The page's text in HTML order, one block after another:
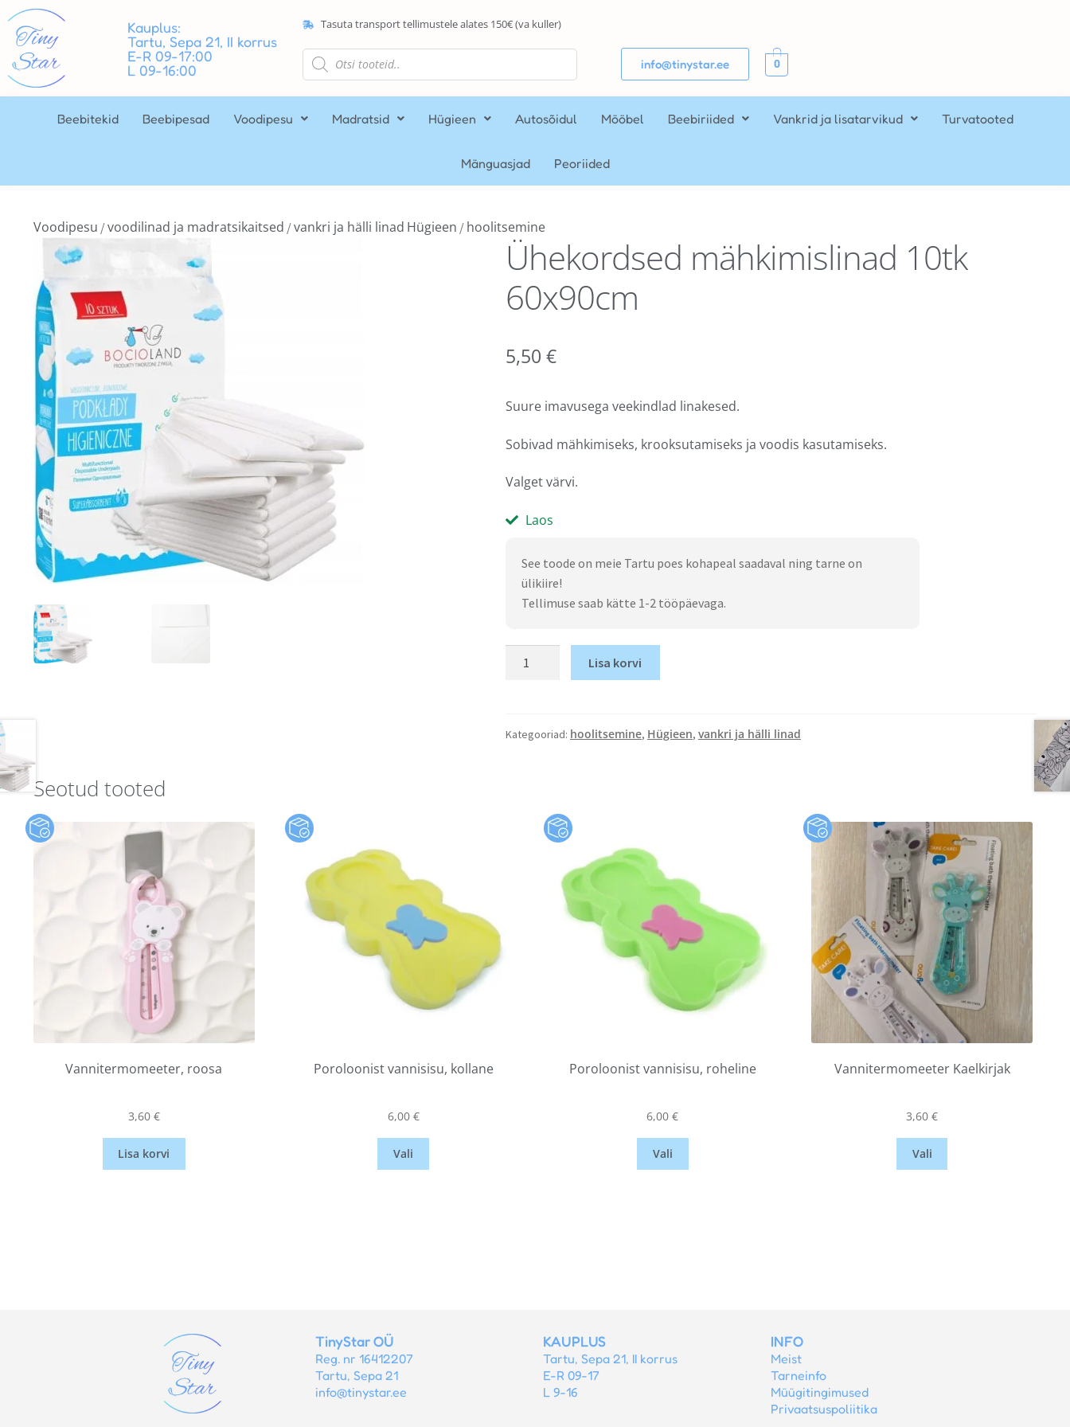
Kauplus:
Tartu, Sepa 21, II korrus
E-R 09-17:00
L 09-16:00
Tasuta transport tellimustele alates 150€ (va kuller)
info@tinystar.ee 0
Beebitekid Beebipesad Voodipesu Madratsid Hügieen Autosõidul Mööbel Beebiriided Vankrid ja lisatarvikud Turvatooted
Mänguasjad Peoriided
Voodipesu /voodilinad ja madratsikaitsed /vankri ja hälli linad Hügieen / hoolitsemine
Ühekordsed mähkimislinad 10tk
60x90cm
5,50 €
Suure imavusega veekindlad linakesed.
Sobivad mähkimiseks, krooksutamiseks ja voodis kasutamiseks.
Valget värvi.
Laos
See toode on meie Tartu poes kohapeal saadaval ning tarne on
ülikiire!
Tellimuse saab kätte 1-2 tööpäevaga.
Lisa korvi
Kategooriad: hoolitsemine, Hügieen, vankri ja hälli linad
Seotud tooted
Vannitermomeeter, roosa
3,60 €
Lisa korvi
Poroloonist vannisisu, kollane
6,00 €
Vali
Poroloonist vannisisu, roheline
6,00€
Vali
Vannitermomeeter Kaelkirjak
3,60€
Vali
TinyStar OÜ
Reg. nr 16412207
Tartu, Sepa 21
info@tinystar.ee
KAUPLUS
Tartu, Sepa 21, II korrus
E-R 09-17
L 9-16
INFO
Meist
Tarneinfo
Müügitingimused
Privaatsuspoliitika